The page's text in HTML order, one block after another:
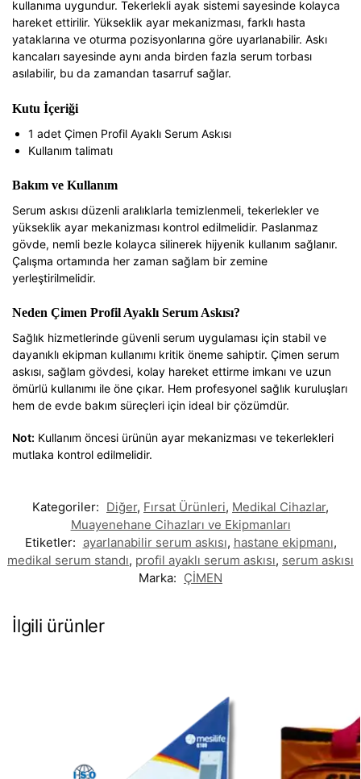
kullanıma uygundur. Tekerlekli ayak sistemi sayesinde kolayca
hareket ettirilir. Yükseklik ayar mekanizması, farklı hasta
yataklarına ve oturma pozisyonlarına göre uyarlanabilir. Askı
kancaları sayesinde aynı anda birden fazla serum torbası
asılabilir, bu da zamandan tasarruf sağlar.
Kutu İçeriği
1 adet Çimen Profil Ayaklı Serum Askısı
Kullanım talimatı
Bakım ve Kullanım
Serum askısı düzenli aralıklarla temizlenmeli, tekerlekler ve
yükseklik ayar mekanizması kontrol edilmelidir. Paslanmaz
gövde, nemli bezle kolayca silinerek hijyenik kullanım sağlanır.
Çalışma ortamında her zaman sağlam bir zemine
yerleştirilmelidir.
Neden Çimen Profil Ayaklı Serum Askısı?
Sağlık hizmetlerinde güvenli serum uygulaması için stabil ve
dayanıklı ekipman kullanımı kritik öneme sahiptir. Çimen serum
askısı, sağlam gövdesi, kolay hareket ettirme imkanı ve uzun
ömürlü kullanımı ile öne çıkar. Hem profesyonel sağlık kuruluşları
hem de evde bakım süreçleri için ideal bir çözümdür.
Not: Kullanım öncesi ürünün ayar mekanizması ve tekerlekleri
mutlaka kontrol edilmelidir.
Kategoriler: Diğer, Fırsat Ürünleri, Medikal Cihazlar,
Muayenehane Cihazları ve Ekipmanları
Etiketler: ayarlanabilir serum askısı, hastane ekipmanı,
medikal serum standı, profil ayaklı serum askısı, serum askısı
Marka: ÇİMEN
İlgili ürünler